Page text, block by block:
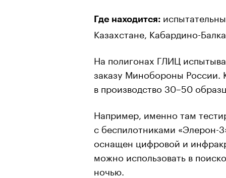
Где находится:
Казахстане, Кабардино-
На полигонах ГЛИЦ
заказу Минобороны России.
в производство 30–50
Например, именно там
с беспилотниками
оснащен цифровой и
можно использовать в
ночью.